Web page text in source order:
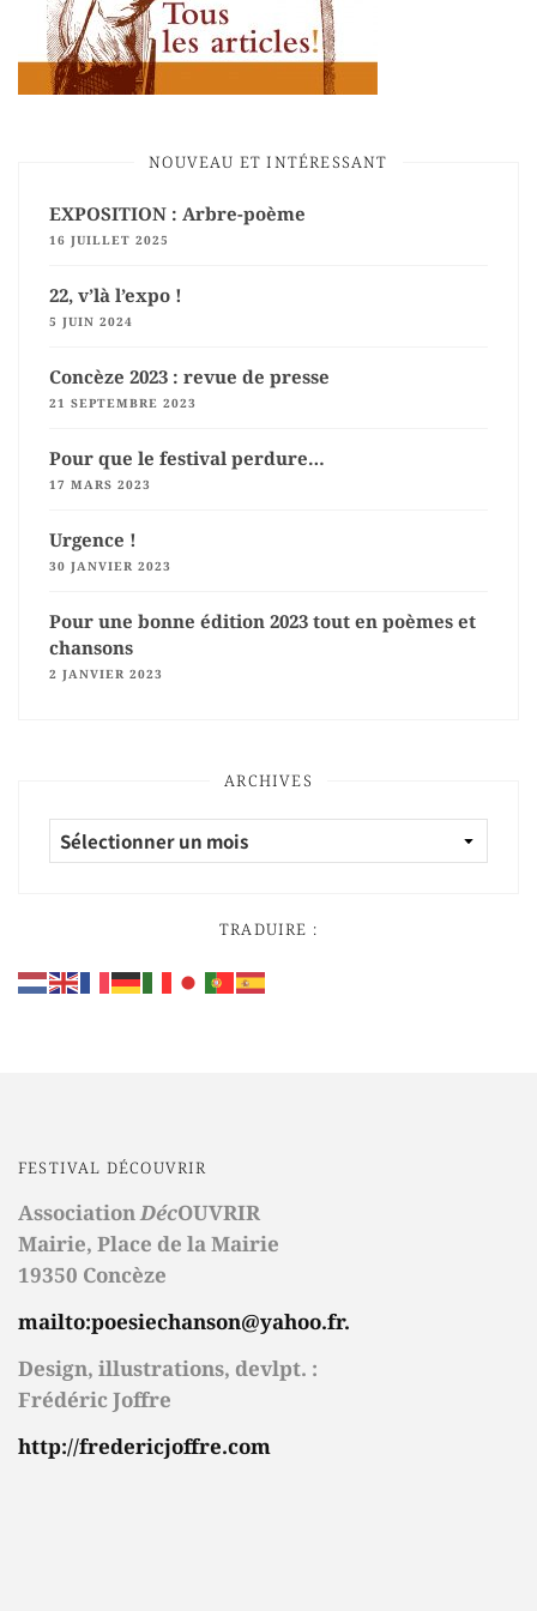
NOUVEAU ET INTÉRESSANT
EXPOSITION : Arbre-poème
16 JUILLET 2025
22, v’là l’expo !
5 JUIN 2024
Concèze 2023 : revue de presse
21 SEPTEMBRE 2023
Pour que le festival perdure…
17 MARS 2023
Urgence !
30 JANVIER 2023
Pour une bonne édition 2023 tout en poèmes et
chansons
2 JANVIER 2023
ARCHIVES
TRADUIRE :
FESTIVAL DÉCOUVRIR
AssociationDécOUVRIR
Mairie, Place de la Mairie
19350 Concèze
mailto:poesiechanson@yahoo.fr.
Design, illustrations, devlpt. :
Frédéric Joffre
http://fredericjoffre.com